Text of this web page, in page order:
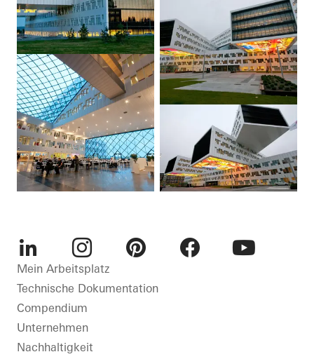
LinkedIn Instagram
Mein Arbeitsplatz
Technische Dokumentation
Compendium
Unternehmen
Nachhaltigkeit